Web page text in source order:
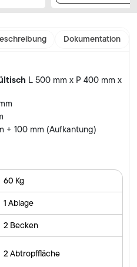
Dokumentation
L 500 mm x P 400 mm x
+ 100 mm (Aufkantung)
60 Kg
1 Ablage
2 Becken
2 Abtropffläche